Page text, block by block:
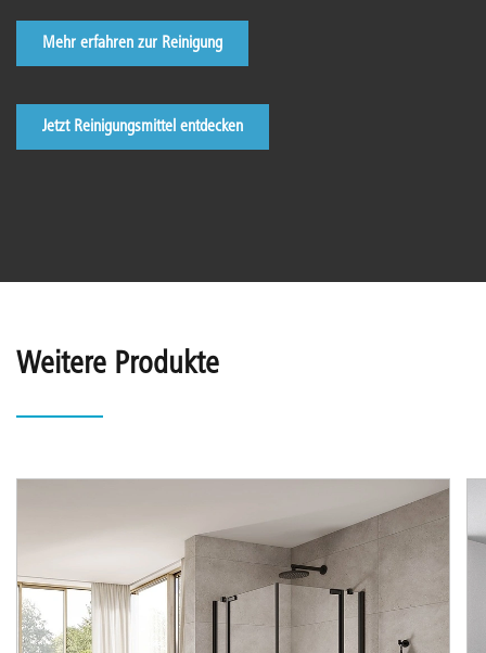
Mehr erfahren zur Reinigung
Jetzt Reinigungsmittel entdecken
Weitere Produkte